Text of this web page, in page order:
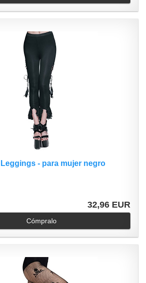
- para mujer negro
32,96 EUR
Cómpralo